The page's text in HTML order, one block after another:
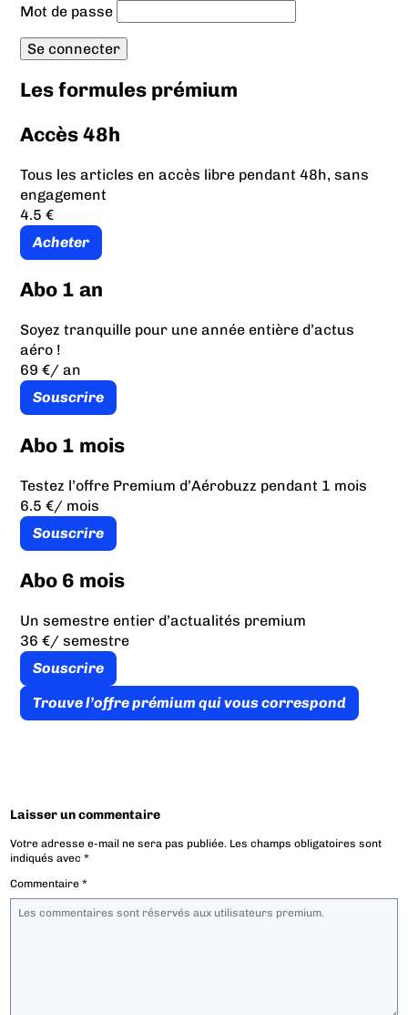
Mot de passe
Les formules prémium
Accès 48h
Tous les articles en accès libre pendant 48h, sans
engagement
4.5 €
Acheter
Abo 1 an
Soyez tranquille pour une année entière d’actus
aéro !
69 €/ an
Souscrire
Abo 1 mois
Testez l’offre Premium d’Aérobuzz pendant 1 mois
6.5 €/ mois
Souscrire
Abo 6 mois
Un semestre entier d’actualités premium
36 €/ semestre
Souscrire
Trouve l’offre prémium qui vous correspond
Laisser un commentaire
Votre adresse e-mail ne sera pas publiée. Les champs obligatoires sont
indiqués avec*
Commentaire*